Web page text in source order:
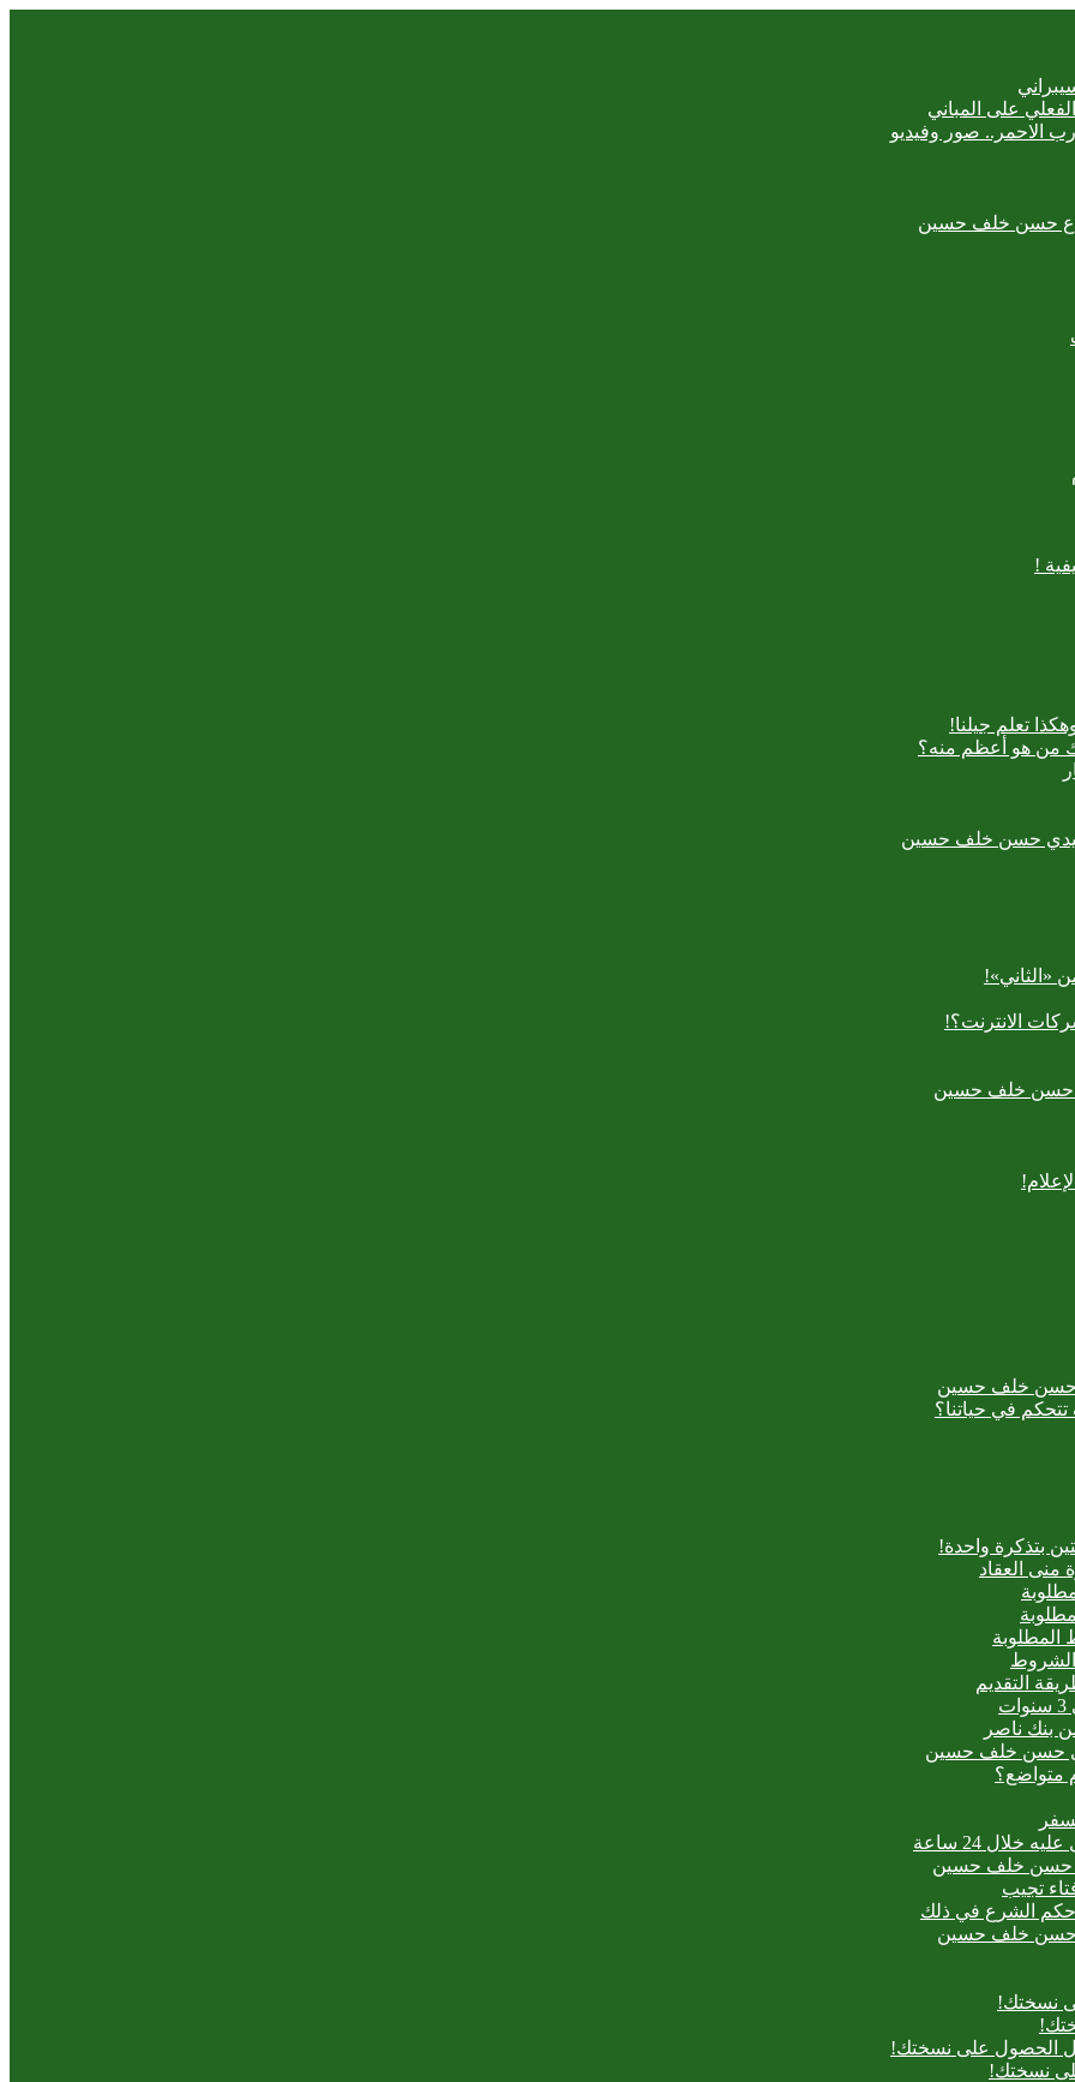
الاحمر.. صور وفيديو
حسن خلف حسين
!
تعلم جيلنا!
من هو أعظم منه؟
حسن خلف حسين
«الثاني»!
الانترنت؟!
حسن خلف حسين
حسن خلف حسين
في حياتنا؟
بتذكرة واحدة!
منى العقاد
المطلوبة
الشروط
بنك ناصر
حسن خلف حسين
متواضع؟
حسن خلف حسين
تجيب
حكم الشرع في ذلك
حسن خلف حسين
نسختك!
الحصول على نسختك!
نسختك!